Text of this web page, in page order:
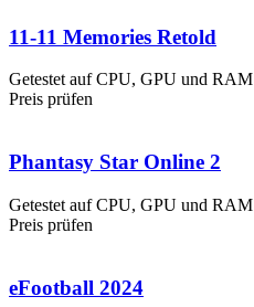
11-11 Memories Retold
Getestet auf CPU, GPU und RAM
Preis prüfen
Phantasy Star Online 2
Getestet auf CPU, GPU und RAM
Preis prüfen
eFootball 2024